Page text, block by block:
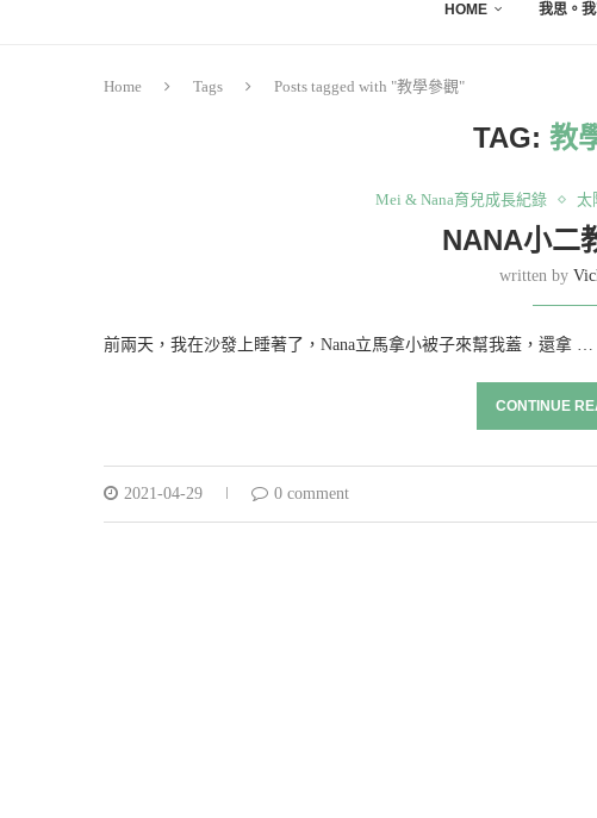
HOME 我思。
Home Tags Posts tagged with "教學參觀"
TAG: 教
Mei & Nana育兒成長紀錄 太
NANA小二
written by
前兩天，我在沙發上睡著了，Nana立馬拿小被子來幫我蓋，還拿 …
CONTINUE
2021-04-29 0 comment